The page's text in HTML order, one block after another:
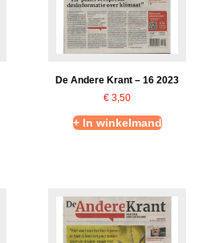
De Andere Krant – 16 2023
€ 3,50
+ In winkelmand